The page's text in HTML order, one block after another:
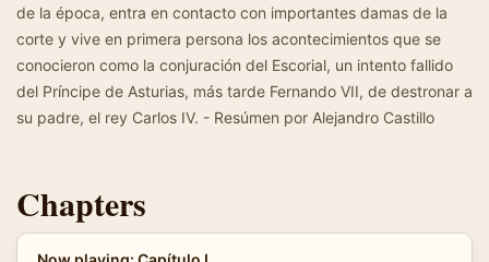
de la época, entra en contacto con importantes damas de la
corte y vive en primera persona los acontecimientos que se
conocieron como la conjuración del Escorial, un intento fallido
del Príncipe de Asturias, más tarde Fernando VII, de destronar a
su padre, el rey Carlos IV. - Resúmen por Alejandro Castillo
Chapters